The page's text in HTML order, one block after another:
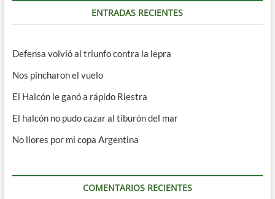
ENTRADAS RECIENTES
Defensa volvió al triunfo contra la lepra
Nos pincharon el vuelo
El Halcón le ganó a rápido Riestra
El halcón no pudo cazar al tiburón del mar
No llores por mi copa Argentina
COMENTARIOS RECIENTES